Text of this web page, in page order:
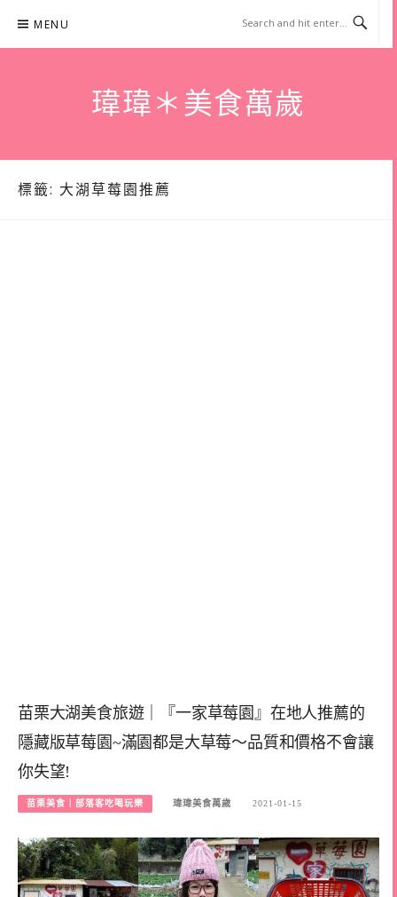
content
MENU
瑋瑋＊美食萬歲
標籤: 大湖草莓園推薦
苗栗大湖美食旅遊｜『一家草莓園』在地人推薦的
隱藏版草莓園~滿園都是大草莓～品質和價格不會讓
你失望!
苗栗美食｜部落客吃喝玩樂 瑋瑋美食萬歲 2021-01-15